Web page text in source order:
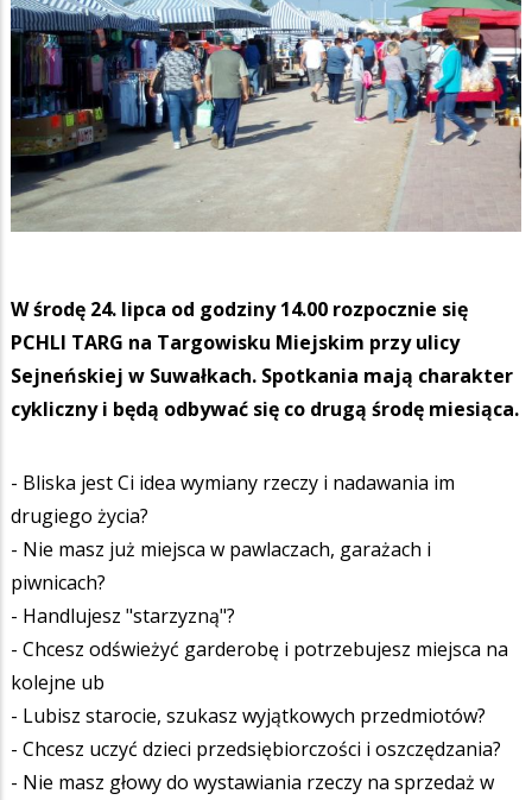
W środę 24. lipca od godziny 14.00 rozpocznie się
PCHLI TARG na Targowisku Miejskim przy ulicy
Sejneńskiej w Suwałkach. Spotkania mają charakter
cykliczny i będą odbywać się co drugą środę miesiąca.
- Bliska jest Ci idea wymiany rzeczy i nadawania im
drugiego życia?
- Nie masz już miejsca w pawlaczach, garażach i
piwnicach?
- Handlujesz "starzyzną"?
- Chcesz odświeżyć garderobę i potrzebujesz miejsca na
kolejne ub
- Lubisz starocie, szukasz wyjątkowych przedmiotów?
- Chcesz uczyć dzieci przedsiębiorczości i oszczędzania?
- Nie masz głowy do wystawiania rzeczy na sprzedaż w